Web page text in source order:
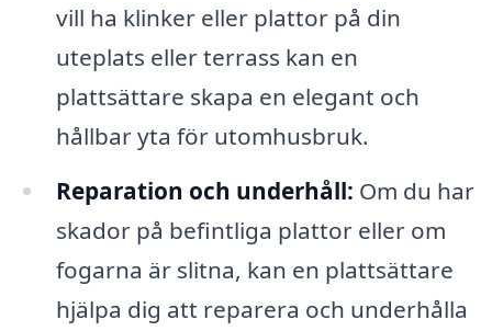
vill ha klinker eller plattor på din
uteplats eller terrass kan en
plattsättare skapa en elegant och
hållbar yta för utomhusbruk.
Reparation och underhåll: Om du har
skador på befintliga plattor eller om
fogarna är slitna, kan en plattsättare
hjälpa dig att reparera och underhålla